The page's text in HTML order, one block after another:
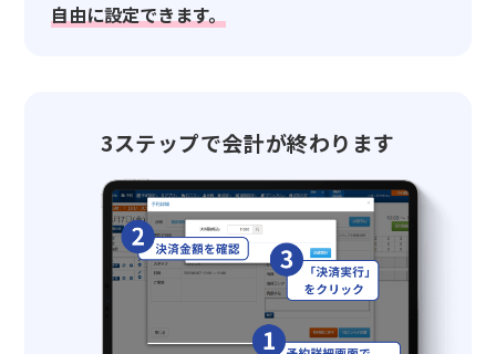
自由に設定できます。
3ステップで会計が終わります